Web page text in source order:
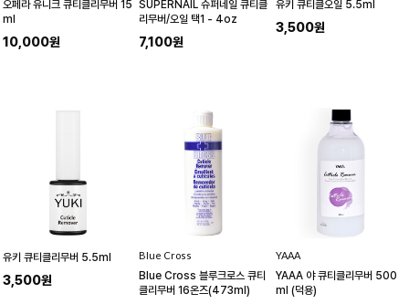
오페라 유니크 큐티클리무버 15
ml
10,000원
SUPERNAIL 슈퍼네일 큐티클
리무버/오일 택1 - 4oz
7,100원
유키 큐티클오일 5.5ml
3,500원
유키 큐티클리무버 5.5ml
3,500원
BIue Cross
Blue Cross 블루크로스 큐티
클리무버 16온즈(473ml)
YAAA
YAAA 야 큐티클리무버 500
ml (덕용)